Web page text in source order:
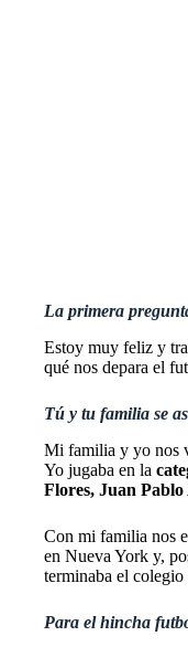
La primera
Estoy muy feliz y
qué nos depara el
Tú y tu familia se
Mi familia y yo nos
Yo jugaba en la
Flores, Juan Pablo
Con mi familia nos
en Nueva York y,
terminaba el
Para el hincha